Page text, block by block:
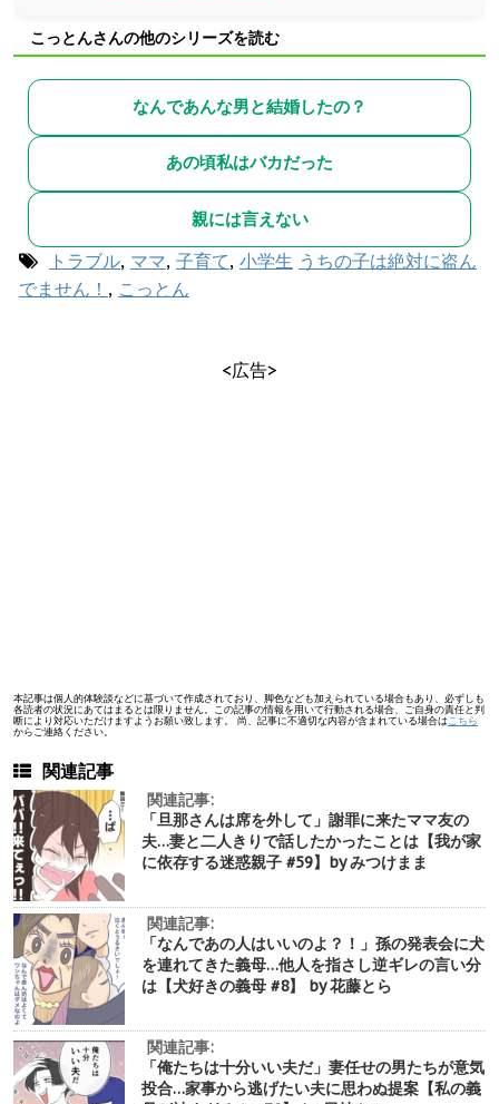
こっとんさんの他のシリーズを読む
なんであんな男と結婚したの？
あの頃私はバカだった
親には言えない
トラブル, ママ, 子育て, 小学生 うちの子は絶対に盗ん
でません！ , こっとん
<広告>
本記事は個人的体験談などに基づいて作成されており、脚色なども加えられている場合もあり、必ずしも
各読者の状況にあてはまるとは限りません。この記事の情報を用いて行動される場合、ご自身の責任と判
断により対応いただけますようお願い致します。 尚、記事に不適切な内容が含まれている場合はこちら
からご連絡ください。
関連記事
関連記事:
「旦那さんは席を外して」謝罪に来たママ友の
夫…妻と二人きりで話したかったことは【我が家
に依存する迷惑親子 #59】by みつけまま
関連記事:
「なんであの人はいいのよ？！」孫の発表会に犬
を連れてきた義母…他人を指さし逆ギレの言い分
は【犬好きの義母 #8】 by 花藤とら
関連記事:
「俺たちは十分いい夫だ」妻任せの男たちが意気
投合…家事から逃げたい夫に思わぬ提案【私の義